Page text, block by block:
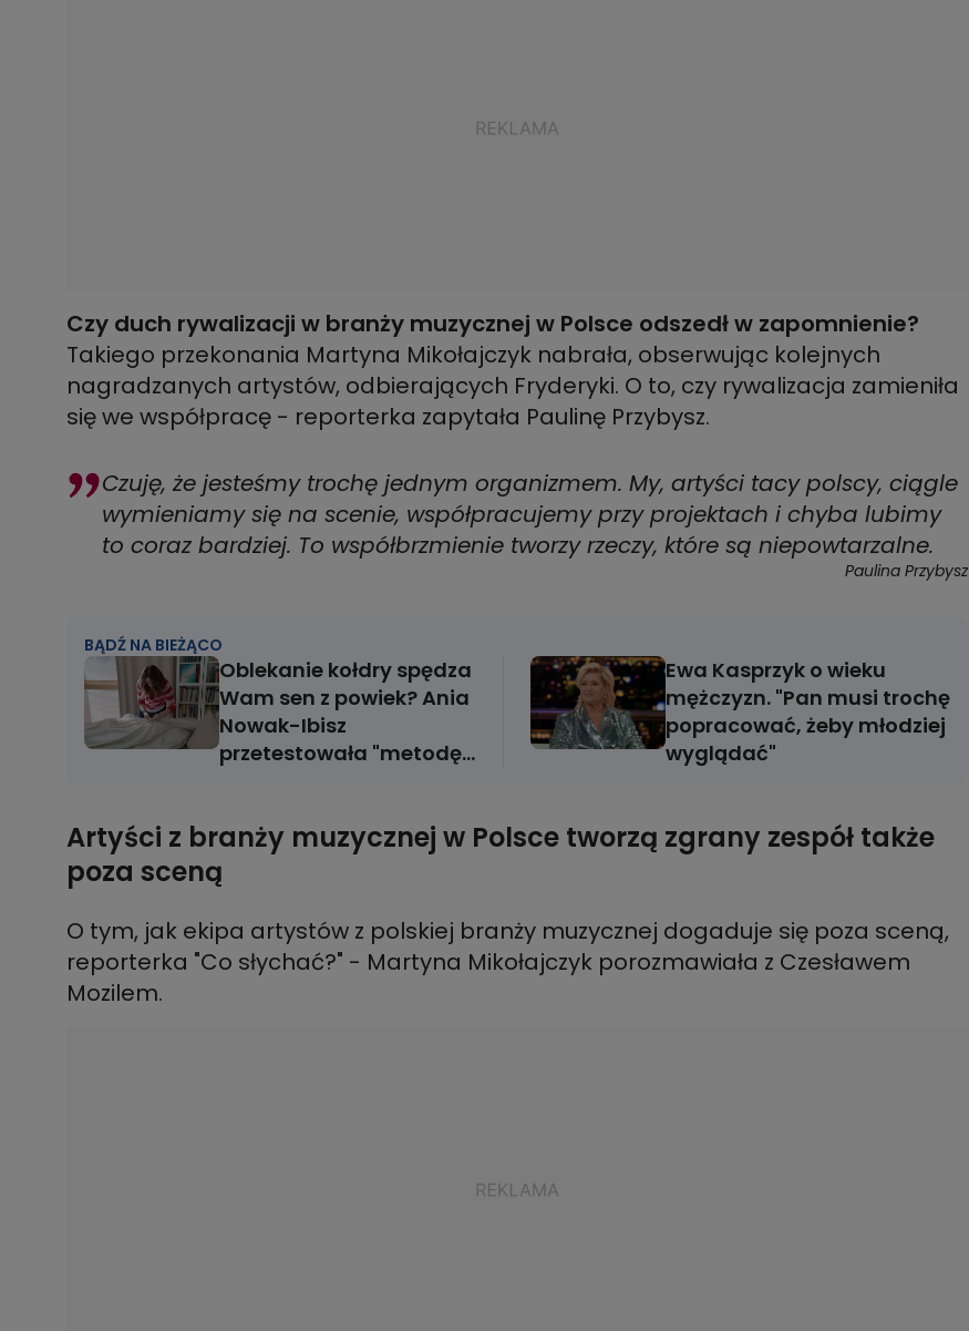
Czy duch rywalizacji w branży muzycznej w Polsce odszedł w zapomnienie?
Takiego przekonania Martyna Mikołajczyk nabrała, obserwując kolejnych
nagradzanych artystów, odbierających Fryderyki. O to, czy rywalizacja zamieniła
się we współpracę - reporterka zapytała Paulinę Przybysz.
Czuję, że jesteśmy trochę jednym organizmem. My, artyści tacy polscy, ciągle
wymieniamy się na scenie, współpracujemy przy projektach i chyba lubimy
to coraz bardziej. To współbrzmienie tworzy rzeczy, które są niepowtarzalne.
Paulina Przybysz
BĄDŹ NA BIEŻĄCO
Oblekanie kołdry spędza
Wam sen z powiek? Ania
Nowak-Ibisz
przetestowała "metodę
Ewa Kasprzyk o wieku
mężczyzn. "Pan musi trochę
popracować, żeby młodziej
wyglądać"
Artyści z branży muzycznej w Polsce tworzą zgrany zespół także
poza sceną
O tym, jak ekipa artystów z polskiej branży muzycznej dogaduje się poza sceną,
reporterka "Co słychać?" - Martyna Mikołajczyk porozmawiała z Czesławem
Mozilem.